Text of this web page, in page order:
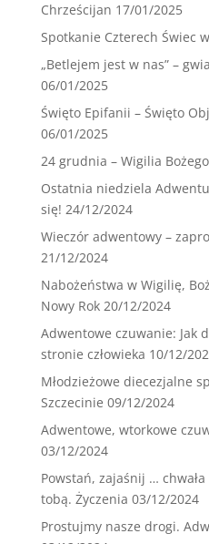
Chrześcijan 17/01/2025
Spotkanie Czterech Świec
„Betlejem jest w nas” –
06/01/2025
Święto Epifanii – Święto
06/01/2025
24 grudnia – Wigilia
Ostatnia niedziela
się! 24/12/2024
Wieczór adwentowy –
21/12/2024
Nabożeństwa w Wigilię,
Nowy Rok 20/12/2024
Adwentowe czuwanie: Jak
stronie człowieka 10/12/
Młodzieżowe diecezjalne
Szczecinie 09/12/2024
Adwentowe, wtorkowe
03/12/2024
Powstań, zajaśnij … chwała
tobą. Życzenia 03/12/2024
Prostujmy nasze drogi.